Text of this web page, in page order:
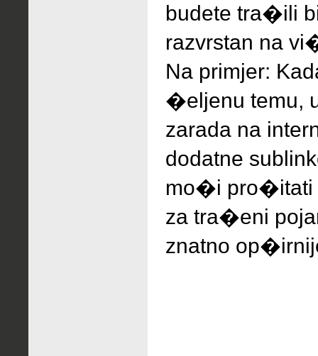
budete tra�ili
razvrstan na
Na primjer:
�eljenu temu,
zarada na
dodatne
mo�i pro�itati
za tra�eni
znatno